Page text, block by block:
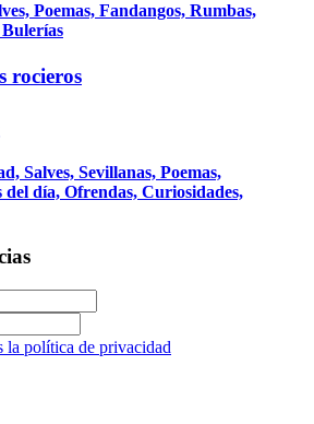
Poemas, Fandangos, Rumbas,
rocieros
Salves, Sevillanas, Poemas,
del día, Ofrendas, Curiosidades,
la política de privacidad